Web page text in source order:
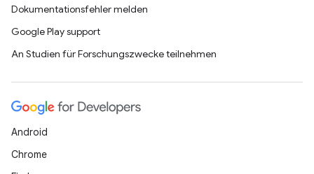
Dokumentationsfehler melden
Google Play support
An Studien für Forschungszwecke teilnehmen
Android
Chrome